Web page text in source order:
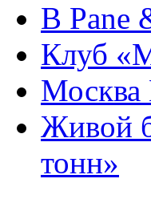
В Pane
Клуб
Живой
тонн»